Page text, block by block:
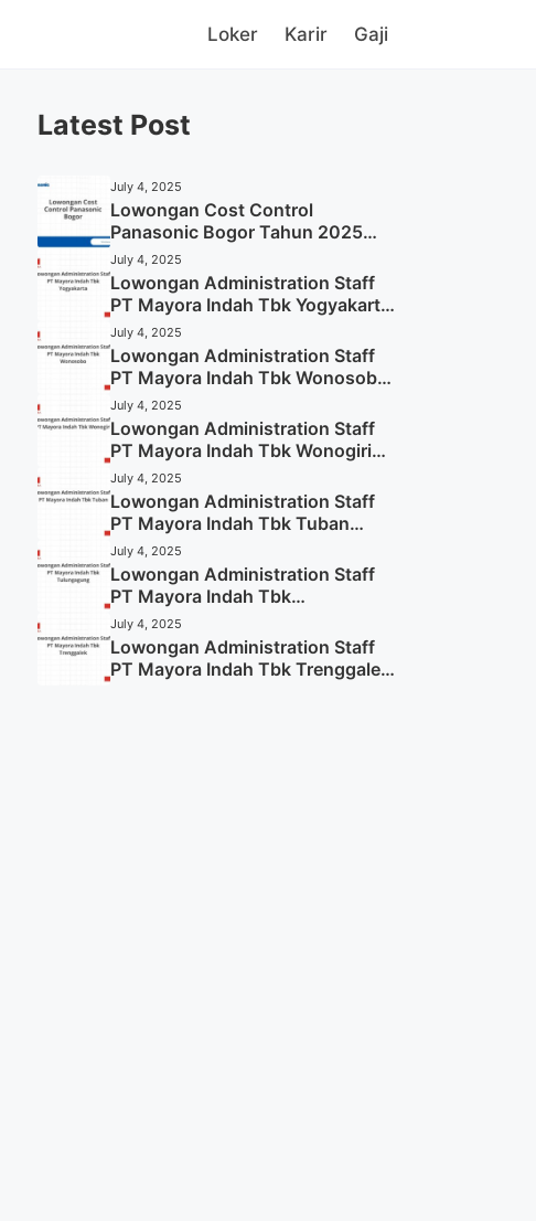
Loker Karir Gaji
Latest Post
July 4, 2025
Lowongan Cost Control
Panasonic Bogor Tahun 2025
(Lamar Sekarang)
July 4, 2025
Lowongan Administration Staff
PT Mayora Indah Tbk Yogyakarta
Tahun 2025
July 4, 2025
Lowongan Administration Staff
PT Mayora Indah Tbk Wonosobo
Tahun 2025 (Lamar Sekarang)
July 4, 2025
Lowongan Administration Staff
PT Mayora Indah Tbk Wonogiri
Tahun 2025 (Apply Now)
July 4, 2025
Lowongan Administration Staff
PT Mayora Indah Tbk Tuban
Tahun 2025 (Resmi)
July 4, 2025
Lowongan Administration Staff
PT Mayora Indah Tbk
Tulungagung Tahun 2025 (Lamar
Sekarang)
July 4, 2025
Lowongan Administration Staff
PT Mayora Indah Tbk Trenggalek